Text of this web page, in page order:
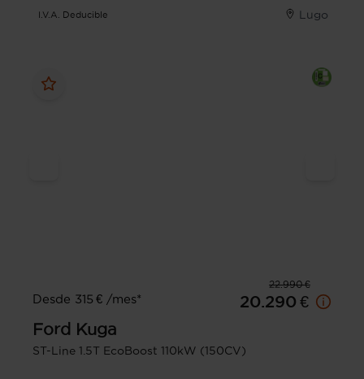
I.V.A. Deducible Lugo
22.990 €
Desde 315 € /mes*
20.290 €
Ford Kuga
ST-Line 1.5T EcoBoost 110kW (150CV)